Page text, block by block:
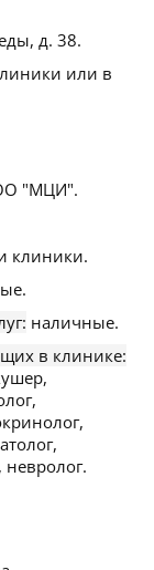
д. 38.
или в
"МЦИ".
клиники.
наличные.
в клинике:
невролог.